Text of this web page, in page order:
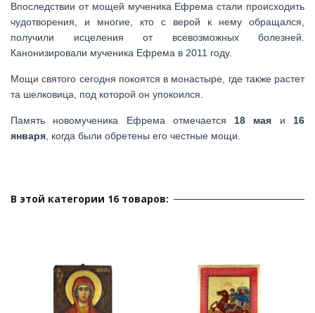
Впоследствии от мощей мученика Ефрема стали происходить
чудотворения, и многие, кто с верой к нему обращался,
получили исцеления от всевозможных болезней.
Канонизировали мученика Ефрема в 2011 году.
Мощи святого сегодня покоятся в монастыре, где также растет
та шелковица, под которой он упокоился.
Память новомученика Ефрема отмечается18 мая и16
января, когда были обретены его честные мощи.
В этой категории 16 товаров: